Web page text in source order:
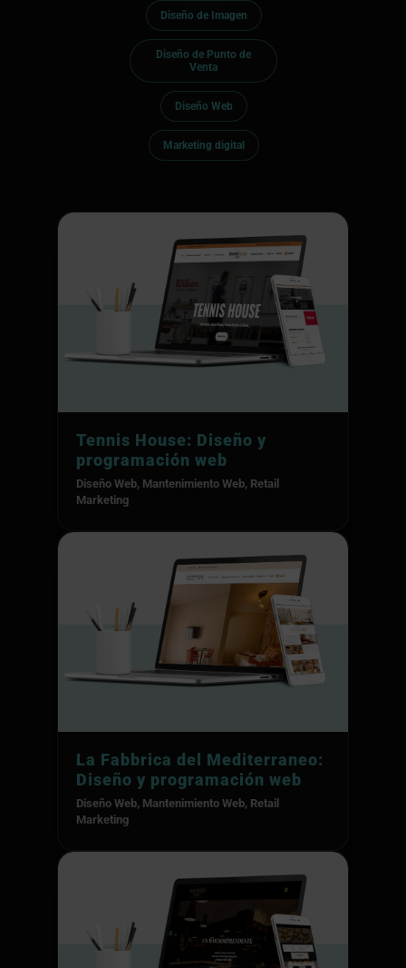
Diseño de Imagen
Diseño de Punto de
Venta
Diseño Web
Marketing digital
Tennis House: Diseño y
programación web
Diseño Web, Mantenimiento Web, Retail
Marketing
La Fabbrica del Mediterraneo:
Diseño y programación web
Diseño Web, Mantenimiento Web, Retail
Marketing